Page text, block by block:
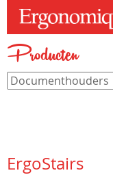
Producten
ErgoStairs